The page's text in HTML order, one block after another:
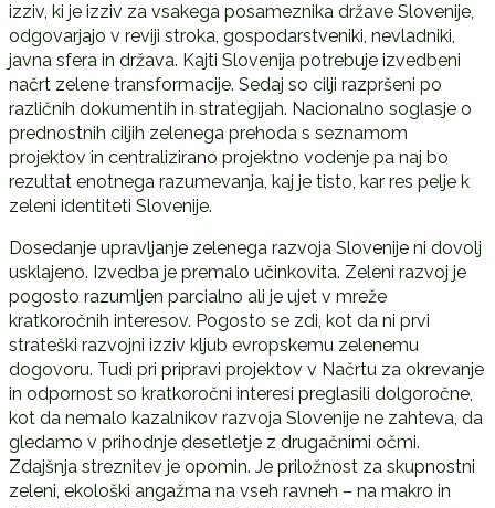
izziv, ki je izziv za vsakega posameznika države Slovenije,
odgovarjajo v reviji stroka, gospodarstveniki, nevladniki,
javna sfera in država. Kajti Slovenija potrebuje izvedbeni
načrt zelene transformacije. Sedaj so cilji razpršeni po
različnih dokumentih in strategijah. Nacionalno soglasje o
prednostnih ciljih zelenega prehoda s seznamom
projektov in centralizirano projektno vodenje pa naj bo
rezultat enotnega razumevanja, kaj je tisto, kar res pelje k
zeleni identiteti Slovenije.
Dosedanje upravljanje zelenega razvoja Slovenije ni dovolj
usklajeno. Izvedba je premalo učinkovita. Zeleni razvoj je
pogosto razumljen parcialno ali je ujet v mreže
kratkoročnih interesov. Pogosto se zdi, kot da ni prvi
strateški razvojni izziv kljub evropskemu zelenemu
dogovoru. Tudi pri pripravi projektov v Načrtu za okrevanje
in odpornost so kratkoročni interesi preglasili dolgoročne,
kot da nemalo kazalnikov razvoja Slovenije ne zahteva, da
gledamo v prihodnje desetletje z drugačnimi očmi.
Zdajšnja streznitev je opomin. Je priložnost za skupnostni
zeleni, ekološki angažma na vseh ravneh – na makro in